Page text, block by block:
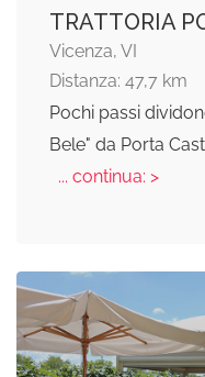
TRATTORIA
Vicenza, VI
Distanza: 47,7 km
Pochi passi
Bele" da Porta
... continua: >